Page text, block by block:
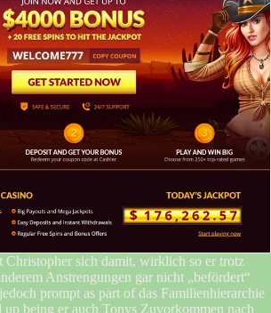
Christopher sich damit, wirklich so er trotz
Anstrengungen gar nicht „befördert“
prompt as part of das Familienhierarchie
up being er auch Tonys Zuvorkommen nach